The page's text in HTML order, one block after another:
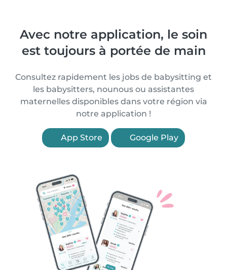
Avec notre application, le soin
est toujours à portée de main
Consultez rapidement les jobs de babysitting et
les babysitters, nounous ou assistantes
maternelles disponibles dans votre région via
notre application !
App Store Google Play